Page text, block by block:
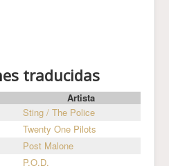
traducidas
Artista
Sting / The Police
Twenty One Pilots
Post Malone
P.O.D.